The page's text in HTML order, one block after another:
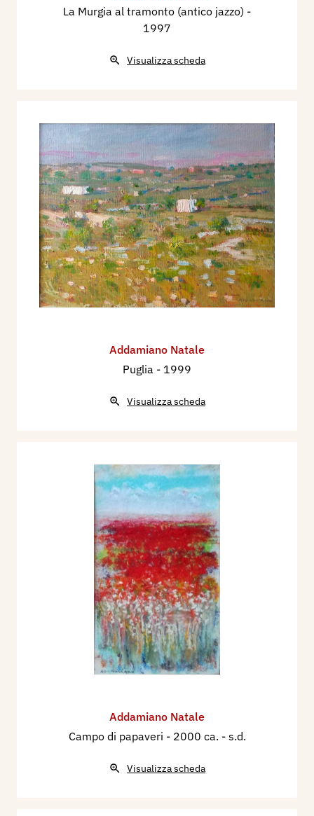
La Murgia al tramonto (antico jazzo) -
1997
Visualizza scheda
Addamiano Natale
Puglia - 1999
Visualizza scheda
Addamiano Natale
Campo di papaveri - 2000 ca. - s.d.
Visualizza scheda